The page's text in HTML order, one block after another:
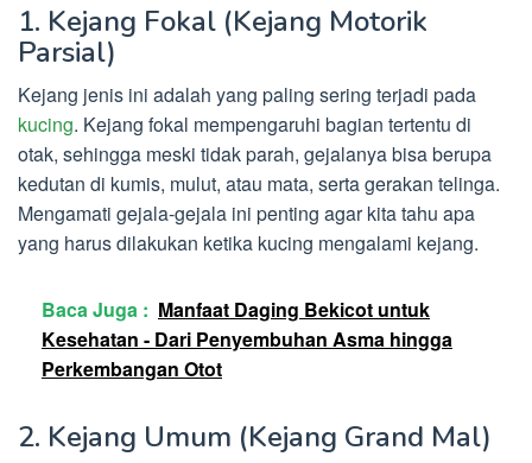
1. Kejang Fokal (Kejang Motorik
Parsial)
Kejang jenis ini adalah yang paling sering terjadi pada
kucing. Kejang fokal mempengaruhi bagian tertentu di
otak, sehingga meski tidak parah, gejalanya bisa berupa
kedutan di kumis, mulut, atau mata, serta gerakan telinga.
Mengamati gejala-gejala ini penting agar kita tahu apa
yang harus dilakukan ketika kucing mengalami kejang.
Baca Juga : Manfaat Daging Bekicot untuk
Kesehatan - Dari Penyembuhan Asma hingga
Perkembangan Otot
2. Kejang Umum (Kejang Grand Mal)